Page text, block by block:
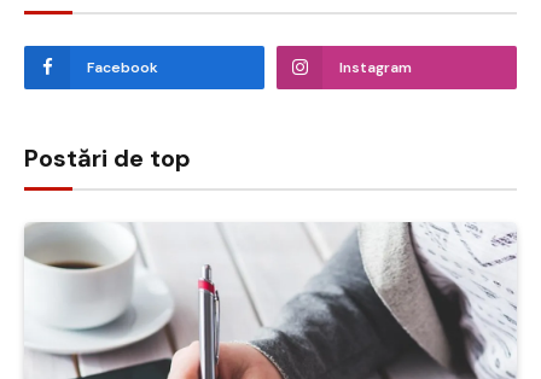
Facebook Instagram
Postări de top